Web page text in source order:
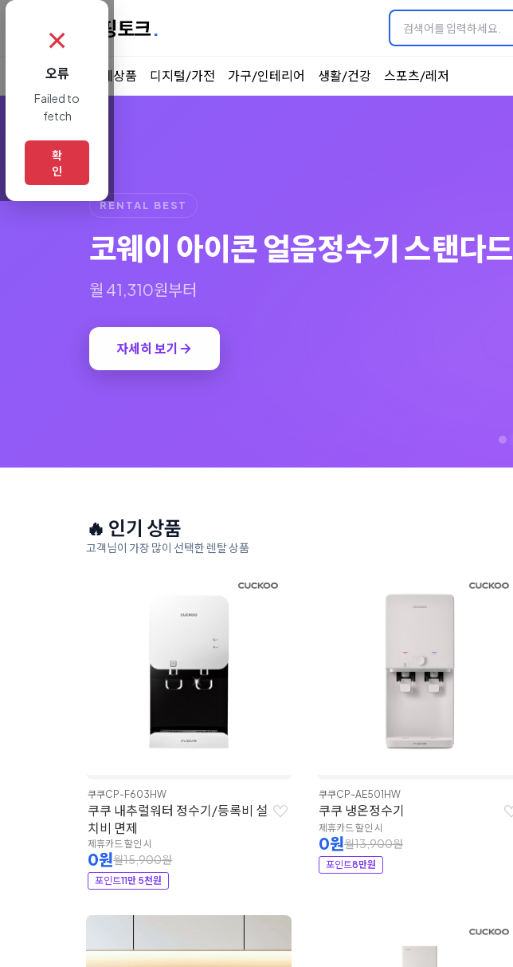
쇼핑토크.
전체상품 디지털/가전 가구/인테리어 생활/건강 스포츠/레저
RENTAL BEST
코웨이 아이콘 얼음정수기 스탠다드
월 41,310원부터
자세히 보기
🔥 인기 상품
고객님이 가장 많이 선택한 렌탈 상품
쿠쿠CP-F603HW
쿠쿠 내추럴워터 정수기/등록비 설
치비 면제
제휴카드 할인 시
0원월15,900원
포인트11만 5천원
쿠쿠CP-AE501HW
쿠쿠 냉온정수기
제휴카드 할인 시
0원월13,900원
포인트8만원
✗
오류
Failed to
fetch
확
인